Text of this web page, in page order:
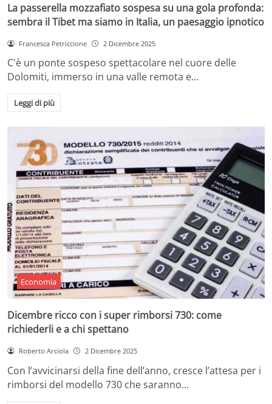
La passerella mozzafiato sospesa su una gola profonda:
sembra il Tibet ma siamo in Italia, un paesaggio ipnotico
Francesca Petriccione 2 Dicembre 2025
C'è un ponte sospeso spettacolare nel cuore delle
Dolomiti, immerso in una valle remota e…
Leggi di più
Economia
Dicembre ricco con i super rimborsi 730: come
richiederli e a chi spettano
Roberto Arciola 2 Dicembre 2025
Con l’avvicinarsi della fine dell’anno, cresce l’attesa per i
rimborsi del modello 730 che saranno…